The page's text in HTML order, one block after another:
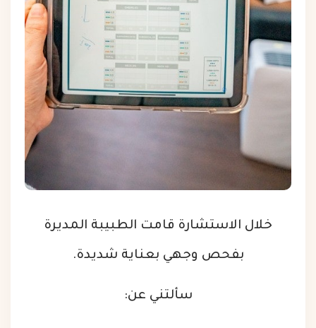
خلال الاستشارة قامت الطبيبة المديرة
بفحص وجهي بعناية شديدة.
سألتني عن: